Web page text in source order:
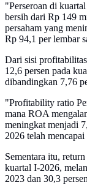
"Perseroan di
bersih dari Rp 149
persaham yang
Rp 94,1 per lembar
Dari sisi
12,6 persen pada
dibandingkan 7,76
"Profitability ratio
mana ROA
meningkat menjadi
2026 telah
Sementara itu,
kuartal I-2026,
2023 dan 30,3